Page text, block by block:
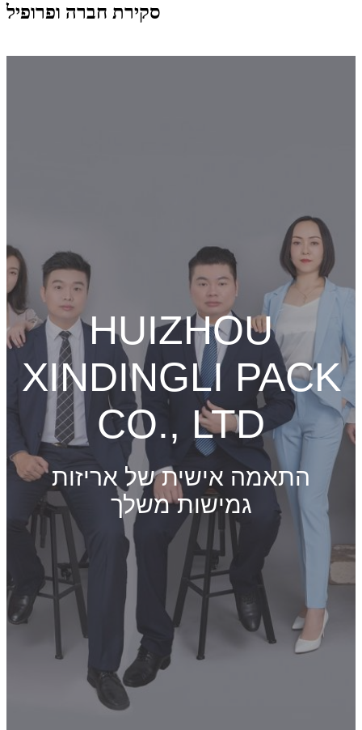
סקירת חברה ופרופיל
HUIZHOU
XINDINGLI PACK
CO., LTD
התאמה אישית של אריזות
גמישות משלך